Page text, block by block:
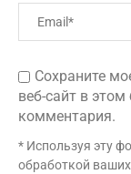
Сохраните
веб-сайт в
комментария.
* Используя эту
обработкой